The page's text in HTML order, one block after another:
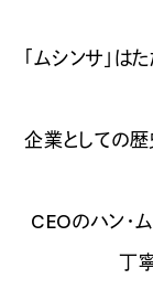
「ムシンサ」は
企業としての歴
CEOのハン・
丁